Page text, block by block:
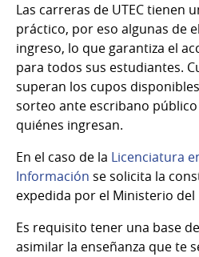
Las carreras de UTEC tienen
práctico, por eso algunas de
ingreso, lo que garantiza el
para todos sus estudiantes.
superan los cupos
sorteo ante escribano
quiénes ingresan.
En el caso de la Licenciatura
Información se solicita la
expedida por el Ministerio
Es requisito tener una base
asimilar la enseñanza que te